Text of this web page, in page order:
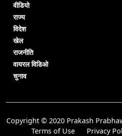
वीडियो
राज्य
विदेश
खेल
राजनीति
वायरल विडिओ
चुनाव
Copyright © 2020 Prakash
Terms of Use
Privacy